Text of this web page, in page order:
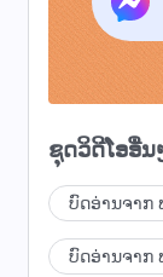
ພາສາຫຍັງໃ
ຊາຕານຢຽບ
ເບິ່ງແຍງຫົວ
ພວກເຂົາຕໍ່ຕ້າ
ລ້ຽງພວກເຂົ
ເຖິງການປ່ຽນ
ໄດ້ແນວໃດ?
ການທີ່ມະນຸດ
ຊຸດວິດີໂອອື່ນ
ບົດອ່ານຈາກ
ບົດອ່ານຈາກ